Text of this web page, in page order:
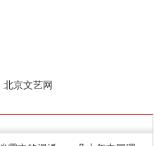
北京文艺网